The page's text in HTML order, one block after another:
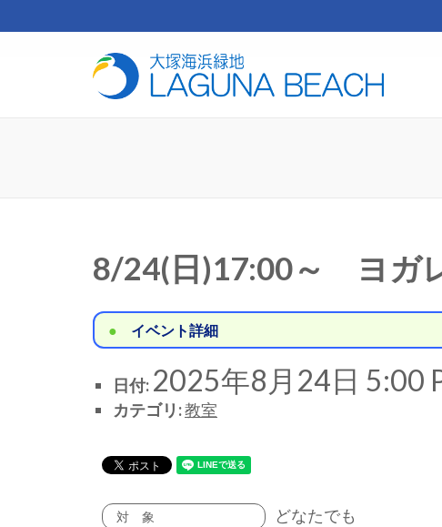
ン
8/24(日)17:00～ ヨガ
イベント詳細
日付: 2025年8月24日 5:00
カテゴリ:教室
対 象 どなたでも